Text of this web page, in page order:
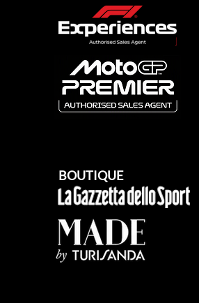
BOUTIQUE